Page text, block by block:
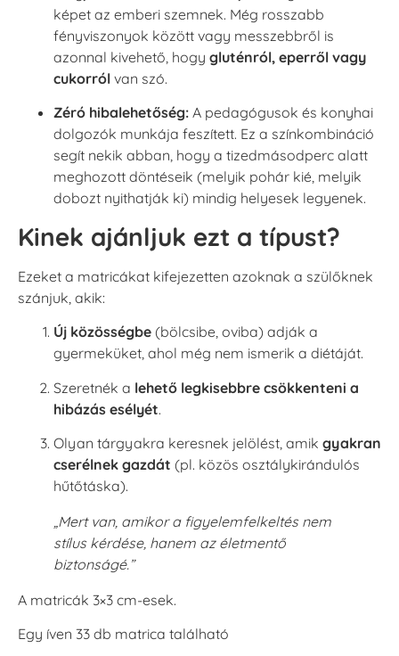
képet az emberi szemnek. Még rosszabb
fényviszonyok között vagy messzebbről is
azonnal kivehető, hogy gluténról, eperről vagy
cukorról van szó.
Zéró hibalehetőség: A pedagógusok és konyhai
dolgozók munkája feszített. Ez a színkombináció
segít nekik abban, hogy a tizedmásodperc alatt
meghozott döntéseik (melyik pohár kié, melyik
dobozt nyithatják ki) mindig helyesek legyenek.
Kinek ajánljuk ezt a típust?
Ezeket a matricákat kifejezetten azoknak a szülőknek
szánjuk, akik:
Új közösségbe (bölcsibe, oviba) adják a
gyermeküket, ahol még nem ismerik a diétáját.
Szeretnék a lehető legkisebbre csökkenteni a
hibázás esélyét.
Olyan tárgyakra keresnek jelölést, amik gyakran
cserélnek gazdát (pl. közös osztálykirándulós
hűtőtáska).
„Mert van, amikor a figyelemfelkeltés nem
stílus kérdése, hanem az életmentő
biztonságé.”
A matricák 3×3 cm-esek.
Egy íven 33 db matrica található